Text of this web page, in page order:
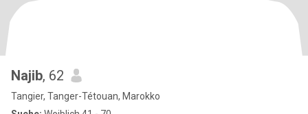
Najib, 62
Tangier, Tanger-Tétouan, Marokko